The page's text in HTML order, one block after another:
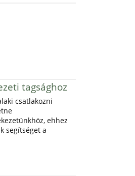
tagsághoz
csatlakozni
ehhez
segítséget a